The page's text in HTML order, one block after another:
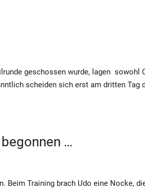
geschossen wurde, lagen sowohl
scheiden sich erst am dritten Tag
…
Beim Training brach Udo eine Nocke,